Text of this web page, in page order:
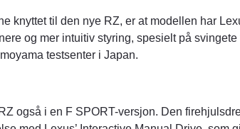
knyttet til den nye RZ, er at modellen har
og mer intuitiv styring, spesielt på
testsenter i Japan.
også i en F SPORT-versjon. Den